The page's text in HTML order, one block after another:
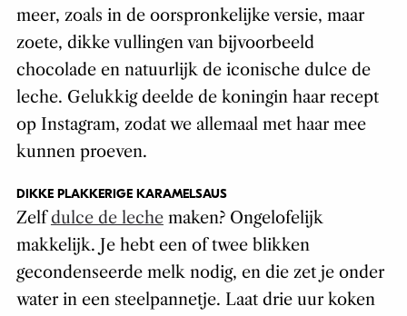
meer, zoals in de oorspronkelijke versie, maar
zoete, dikke vullingen van bijvoorbeeld
chocolade en natuurlijk de iconische dulce de
leche. Gelukkig deelde de koningin haar recept
op Instagram, zodat we allemaal met haar mee
kunnen proeven.
DIKKE PLAKKERIGE KARAMELSAUS
Zelfdulce de lechemaken? Ongelofelijk
makkelijk. Je hebt een of twee blikken
gecondenseerde melk nodig, en die zet je onder
water in een steelpannetje. Laat drie uur koken